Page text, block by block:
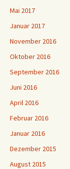
Mai 2017
Januar 2017
November 2016
Oktober 2016
September 2016
Juni 2016
April 2016
Februar 2016
Januar 2016
Dezember 2015
August 2015